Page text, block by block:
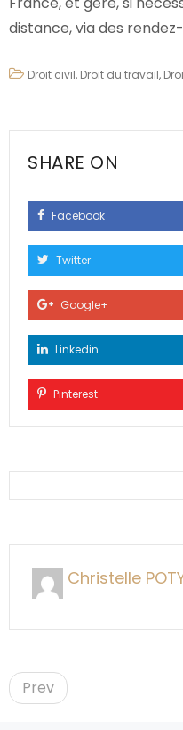
distance, via des
Droit civil, Droit du travail,
SHARE ON
Facebook
Twitter
Google+
Linkedin
Pinterest
Christelle
P
o
s
Prev